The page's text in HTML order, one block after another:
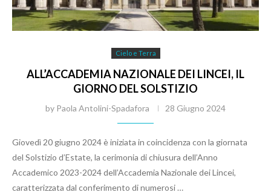
Cielo e Terra
ALL’ACCADEMIA NAZIONALE DEI LINCEI, IL
GIORNO DEL SOLSTIZIO
by Paola Antolini-Spadafora 28 Giugno 2024
Giovedì 20 giugno 2024 è iniziata in coincidenza con la giornata
del Solstizio d’Estate, la cerimonia di chiusura dell’Anno
Accademico 2023-2024 dell’Accademia Nazionale dei Lincei,
caratterizzata dal conferimento di numerosi …